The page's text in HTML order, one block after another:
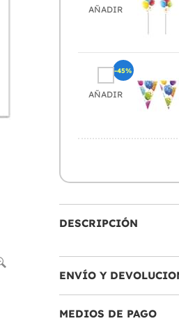
AÑADIR
AÑADIR
-45%
DESCRIPCIÓN
ENVÍO Y
MEDIOS DE PAGO